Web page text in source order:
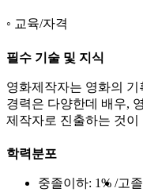
교육/자격
필수 기술 및 지식
영화제작자는 영화의
경력은 다양한데 배우,
제작자로 진출하는 것
학력분포
중졸이하: 1% 고